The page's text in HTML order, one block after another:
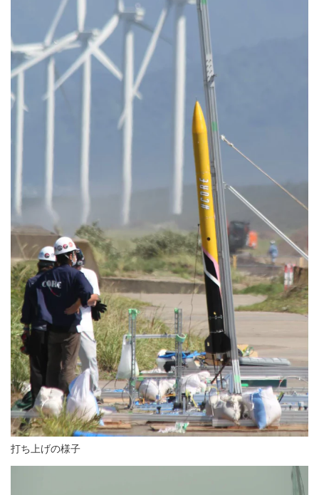
打ち上げの様子